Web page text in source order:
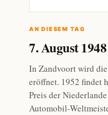
AN DIESEM TAG
7. August 1948
In Zandvoort wird
eröffnet. 1952 findet
Preis der
Automobil-